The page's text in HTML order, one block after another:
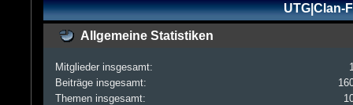
UTG|Clan-
Allgemeine Statistiken
Mitglieder insgesamt:
Beiträge insgesamt:
Themen insgesamt: